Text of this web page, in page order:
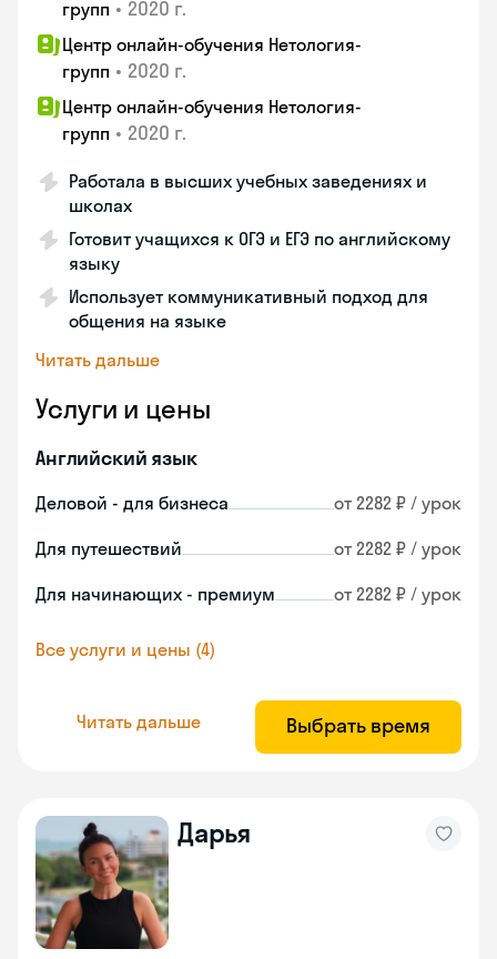
групп • 2020 г.
Центр онлайн-обучения Нетология-
групп • 2020 г.
Центр онлайн-обучения Нетология-
групп • 2020 г.
Работала в высших учебных заведениях и
школах
Готовит учащихся к ОГЭ и ЕГЭ по английскому
языку
Использует коммуникативный подход для
общения на языке
Читать дальше
Услуги и цены
Английский язык
Деловой - для бизнеса от 2282 ₽ / урок
Для путешествий от 2282 ₽ / урок
Для начинающих - премиум от 2282 ₽ / урок
Все услуги и цены (4)
Читать дальше Выбрать время
Дарья